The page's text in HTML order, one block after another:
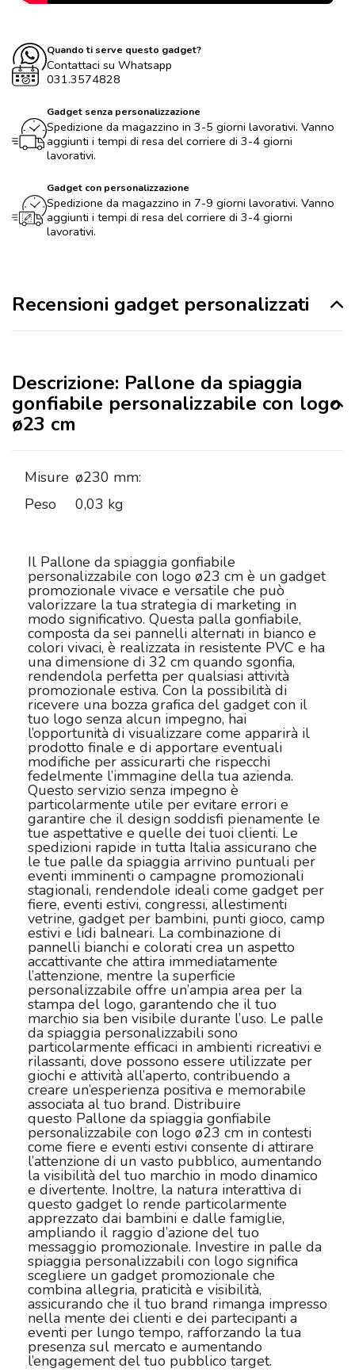
Quando ti serve questo gadget?
Contattaci su Whatsapp
031.3574828
Gadget senza personalizzazione
Spedizione da magazzino in 3-5 giorni lavorativi. Vanno
aggiunti i tempi di resa del corriere di 3-4 giorni
lavorativi.
Gadget con personalizzazione
Spedizione da magazzino in 7-9 giorni lavorativi. Vanno
aggiunti i tempi di resa del corriere di 3-4 giorni
lavorativi.
Recensioni gadget personalizzati
Descrizione: Pallone da spiaggia
gonfiabile personalizzabile con logo
ø23 cm
Misure ø230 mm:
Peso
0,03 kg
Il Pallone da spiaggia gonfiabile
personalizzabile con logo ø23 cm è un gadget
promozionale vivace e versatile che può
valorizzare la tua strategia di marketing in
modo significativo. Questa palla gonfiabile,
composta da sei pannelli alternati in bianco e
colori vivaci, è realizzata in resistente PVC e ha
una dimensione di 32 cm quando sgonfia,
rendendola perfetta per qualsiasi attività
promozionale estiva. Con la possibilità di
ricevere una bozza grafica del gadget con il
tuo logo senza alcun impegno, hai
l’opportunità di visualizzare come apparirà il
prodotto finale e di apportare eventuali
modifiche per assicurarti che rispecchi
fedelmente l’immagine della tua azienda.
Questo servizio senza impegno è
particolarmente utile per evitare errori e
garantire che il design soddisfi pienamente le
tue aspettative e quelle dei tuoi clienti. Le
spedizioni rapide in tutta Italia assicurano che
le tue palle da spiaggia arrivino puntuali per
eventi imminenti o campagne promozionali
stagionali, rendendole ideali come gadget per
fiere, eventi estivi, congressi, allestimenti
vetrine, gadget per bambini, punti gioco, camp
estivi e lidi balneari. La combinazione di
pannelli bianchi e colorati crea un aspetto
accattivante che attira immediatamente
l’attenzione, mentre la superficie
personalizzabile offre un’ampia area per la
stampa del logo, garantendo che il tuo
marchio sia ben visibile durante l’uso. Le palle
da spiaggia personalizzabili sono
particolarmente efficaci in ambienti ricreativi e
rilassanti, dove possono essere utilizzate per
giochi e attività all’aperto, contribuendo a
creare un’esperienza positiva e memorabile
associata al tuo brand. Distribuire
questo Pallone da spiaggia gonfiabile
personalizzabile con logo ø23 cm in contesti
come fiere e eventi estivi consente di attirare
l’attenzione di un vasto pubblico, aumentando
la visibilità del tuo marchio in modo dinamico
e divertente. Inoltre, la natura interattiva di
questo gadget lo rende particolarmente
apprezzato dai bambini e dalle famiglie,
ampliando il raggio d’azione del tuo
messaggio promozionale. Investire in palle da
spiaggia personalizzabili con logo significa
scegliere un gadget promozionale che
combina allegria, praticità e visibilità,
assicurando che il tuo brand rimanga impresso
nella mente dei clienti e dei partecipanti a
eventi per lungo tempo, rafforzando la tua
presenza sul mercato e aumentando
l’engagement del tuo pubblico target.